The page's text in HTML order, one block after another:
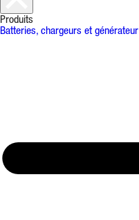
Produits
Batteries, chargeurs et générateur